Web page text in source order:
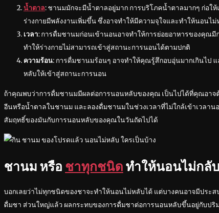
น้ำตาล: ชานมมักจะมีน้ำตาลอยู่มาก การบริโภคน้ำตาลมากๆ ก่อให้
ร่างกายมีพลังงานเพิ่มขึ้น ซึ่งอาจทำให้มีความจุใจและทำให้นอนไ
เวลา: การดื่มชานมก่อนเข้านอนอาจทำให้การย่อยอาหารของคุณมี
ทำให้ร่างกายไม่สามารถเข้าสู่สถานะการนอนได้ตามปกติ
ความร้อน: การดื่มชานมร้อนๆ อาจทำให้คุณรู้สึกอบอุ่นมากเกินไป
หลับให้เข้าสู่สถานะการนอน
ถ้าคุณพบว่าการดื่มชานมมีผลต่อการนอนหลับของคุณ เป็นไปได้ที่คุณอาจ
อีนหรือน้ำตาลในชานม และลองดื่มชานมในช่วงเวลาที่ไม่ใกล้เข้าเวลา
สัมฤทธิ์ของมันกับการนอนหลับของคุณในวันถัดไปได้
ชานม หรือ ชาทุกชนิดทำให้นอนไม่กลั
บอกเลยว่าไม่ทุกชนิดของชาจะทำให้นอนไม่หลับได้ แต่บางคนอาจมีประ
ดื่มชา ส่วนใหญ่แล้ว ผลกระทบของการดื่มชาต่อการนอนหลับขึ้นอยู่กับป